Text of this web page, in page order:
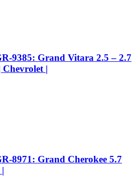
9385: Grand Vitara 2.5 – 2.7
|
8971: Grand Cherokee 5.7